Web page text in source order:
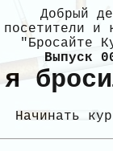
Добрый
и
"Бросайте
Выпуск
Начинать